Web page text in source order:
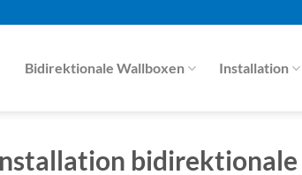
Bidirektionale Wallboxen Installation